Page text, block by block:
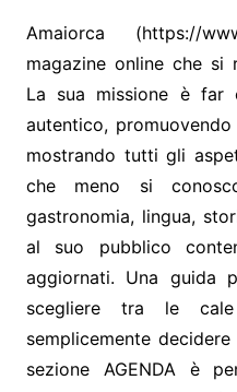
Amaiorca (https://
magazine online che si
La sua missione è far
autentico,
mostrando tutti gli
che meno si
gastronomia, lingua,
al suo pubblico
aggiornati. Una guida
scegliere tra le
semplicemente
sezione AGENDA è